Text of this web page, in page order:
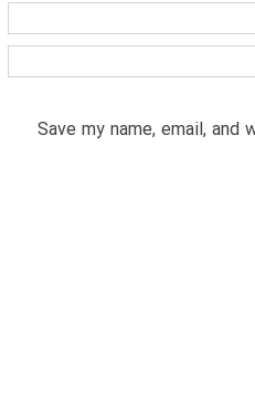
Save my name, email,